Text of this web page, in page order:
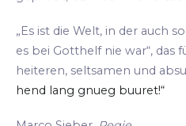
„Es ist die Welt, in der auch
es bei Gotthelf nie war“, das
heiteren, seltsamen und
hend lang gnueg buuret!“